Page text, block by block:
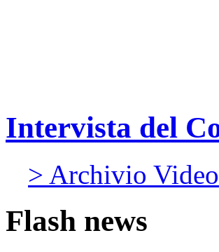
Intervista del
> Archivio Video
Flash news